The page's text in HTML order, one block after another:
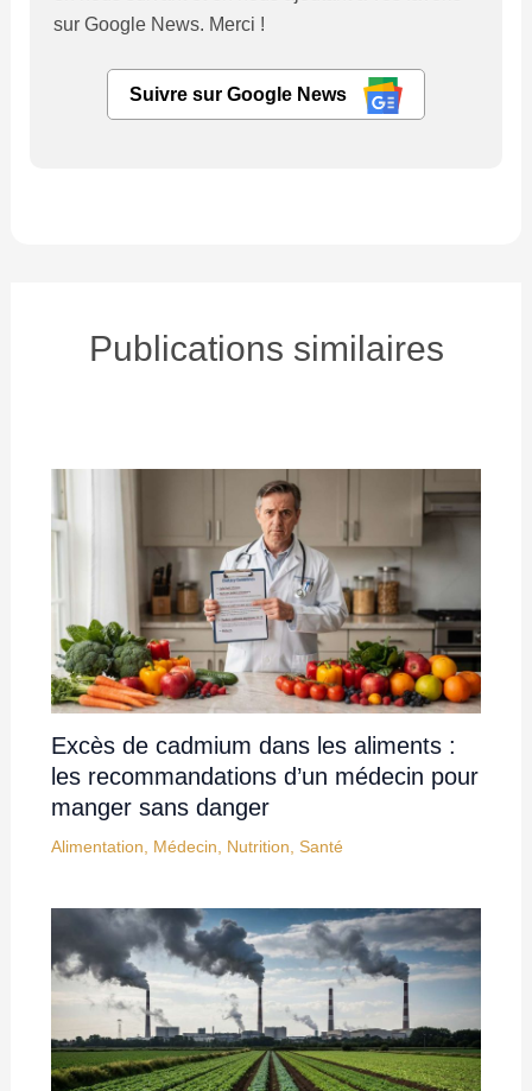
sur Google News. Merci !
Suivre sur Google News
Publications similaires
Excès de cadmium dans les aliments :
les recommandations d’un médecin pour
manger sans danger
Alimentation Médecin Nutrition Santé